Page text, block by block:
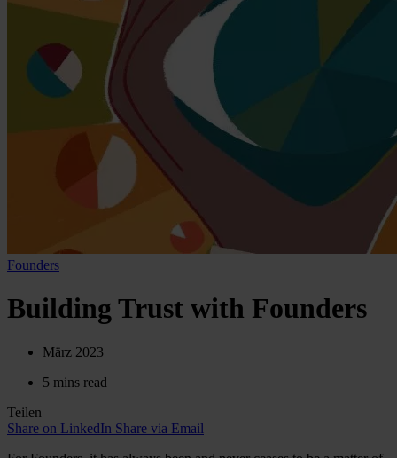
Founders
Building Trust with Founders
März 2023
5 mins read
Teilen
Share on LinkedIn Share via Email